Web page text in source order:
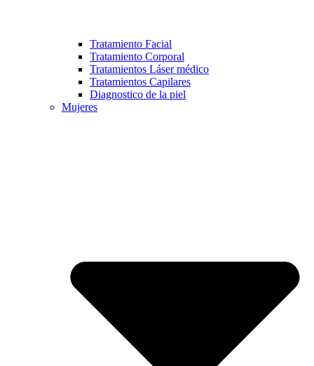
Tratamiento Facial
Tratamiento Corporal
Tratamientos Láser médico
Tratamientos Capilares
Diagnostico de la piel
Mujeres